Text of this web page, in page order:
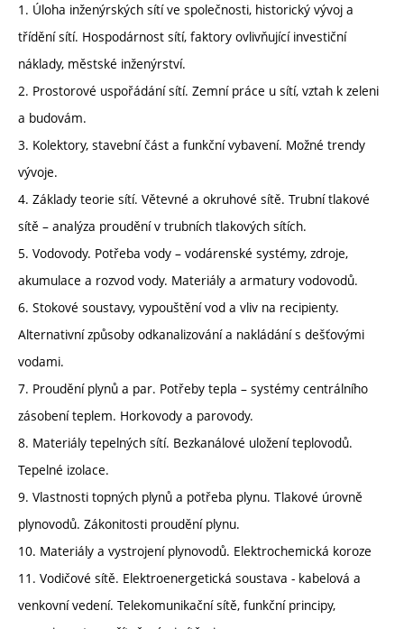
1. Úloha inženýrských sítí ve společnosti, historický vývoj a
třídění sítí. Hospodárnost sítí, faktory ovlivňující investiční
náklady, městské inženýrství.
2. Prostorové uspořádání sítí. Zemní práce u sítí, vztah k zeleni
a budovám.
3. Kolektory, stavební část a funkční vybavení. Možné trendy
vývoje.
4. Základy teorie sítí. Větevné a okruhové sítě. Trubní tlakové
sítě – analýza proudění v trubních tlakových sítích.
5. Vodovody. Potřeba vody – vodárenské systémy, zdroje,
akumulace a rozvod vody. Materiály a armatury vodovodů.
6. Stokové soustavy, vypouštění vod a vliv na recipienty.
Alternativní způsoby odkanalizování a nakládání s dešťovými
vodami.
7. Proudění plynů a par. Potřeby tepla – systémy centrálního
zásobení teplem. Horkovody a parovody.
8. Materiály tepelných sítí. Bezkanálové uložení teplovodů.
Tepelné izolace.
9. Vlastnosti topných plynů a potřeba plynu. Tlakové úrovně
plynovodů. Zákonitosti proudění plynu.
10. Materiály a vystrojení plynovodů. Elektrochemická koroze
11. Vodičové sítě. Elektroenergetická soustava - kabelová a
venkovní vedení. Telekomunikační sítě, funkční principy,